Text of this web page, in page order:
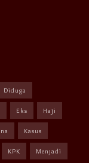
Diduga
Eks Haji
Kasus
KPK Menjadi